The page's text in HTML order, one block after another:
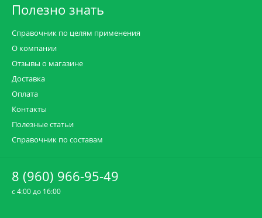
Полезно знать
Справочник по целям применения
О компании
Отзывы о магазине
Доставка
Оплата
Контакты
Полезные статьи
Справочник по составам
8 (960) 966-95-49
c 4:00 до 16:00